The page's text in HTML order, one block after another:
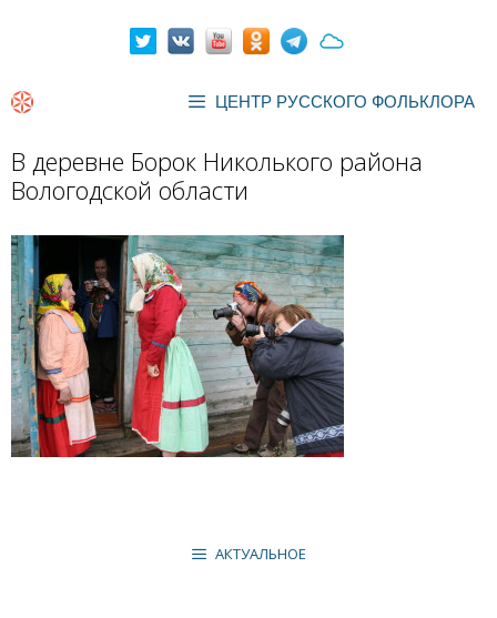
ЦЕНТР РУССКОГО ФОЛЬКЛОРА
В деревне Борок Николького района
Вологодской области
АКТУАЛЬНОЕ